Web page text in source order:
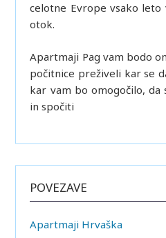
celotne Evrope vsako
otok.
Apartmaji Pag vam bodo
počitnice preživeli kar se
kar vam bo omogočilo, da
in spočiti
POVEZAVE
Apartmaji Hrvaška